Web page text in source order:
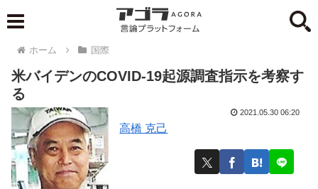
ホーム 国際
米バイデンのCOVID-19起源調査指示を考察す
る
高橋 克己
2021.05.30 06:20